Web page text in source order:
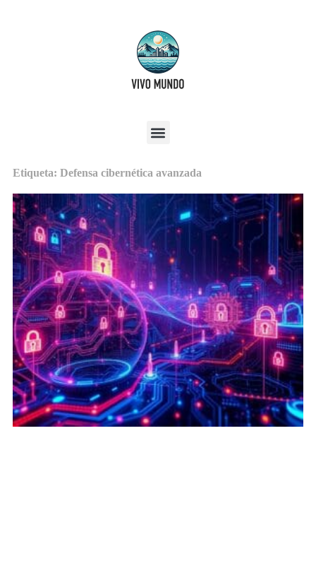
Etiqueta: Defensa cibernética avanzada